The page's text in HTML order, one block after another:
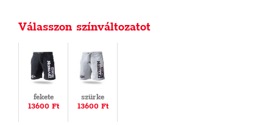
Válasszon színváltozatot
fekete
13600 Ft
szürke
13600 Ft